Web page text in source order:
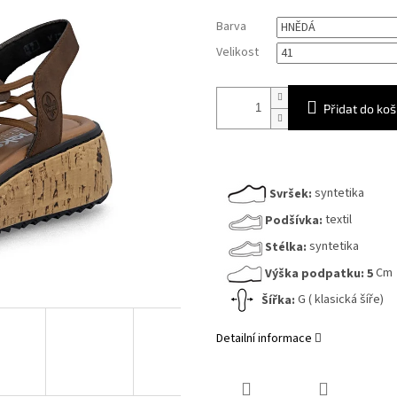
cena:
Barva
Velikost
Přidat do
Svršek: syntetika
Podšívka: textil
Stélka: syntetika
Výška podpatku: 5Cm
Šířka: G ( klasická šíře)
Detailní informace